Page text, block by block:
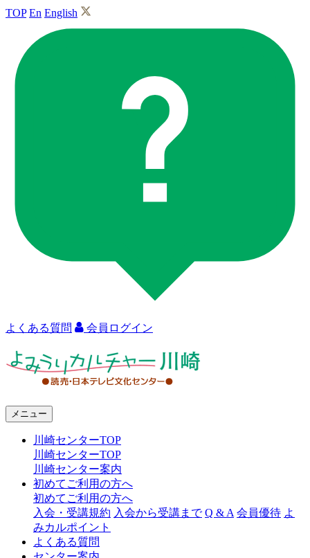
TOP En English
よくある質問 会員ログイン
ャ
メニュー
川崎センターTOP
川崎センターTOP
川崎センター案内
初めてご利用の方へ
初めてご利用の方へ
入会・受講規約 入会から受講まで Q & A 会員優待 よ
みカルポイント
よくある質問